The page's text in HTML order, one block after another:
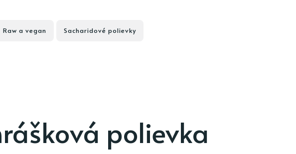
Raw a vegan Sacharidové polievky
polievka